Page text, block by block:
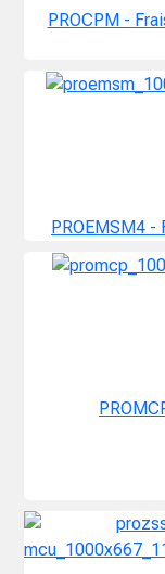
PROCPM -
PROEMSM4 -